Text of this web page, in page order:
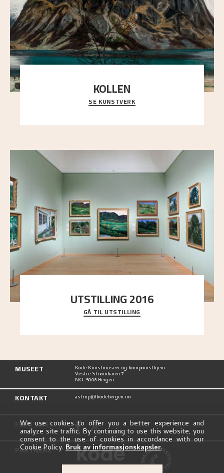
KOLLEN
Et ruvende fjell dominerer bildeflaten, og står i
sterk kontrast til det spinkle rognetreet ute
SE KUNSTVERK
UTSTILLING 2016
En komplett oversikt over Nikolai Astrups
utstillinger, fra debuten i 1900 og frem til i dag.
GÅ TIL UTSTILLING
MUSEET Kode Kunstmuseer og komponisthjem
Vestre Strømkaien 7
NO-5008 Bergen
KONTAKT astrup@kodebergen.no
FØLG OSS
PARTNERE
We use cookies to offer you a better experience and
analyze site traffic. By continuing to use this website, you
consent to the use of cookies in accordance with our
Cookie Policy. Bruk av informasjonskapsler.